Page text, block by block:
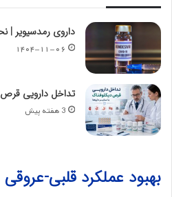
داروی رمدسیویر
۱۴۰۴-۱۱-۰۶
تداخل دارویی قرص
3 هفته پیش
بهبود عملکرد قلبی-عروقی